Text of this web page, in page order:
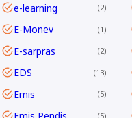
e-learning 2
E-Monev 1
E-sarpras 2
EDS 13
Emis 5
5